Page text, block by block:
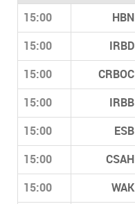
15:00 HBN
15:00 IRBD
15:00 CRBOC
15:00 IRBB
15:00 ESB
15:00 CSAH
15:00 WAK